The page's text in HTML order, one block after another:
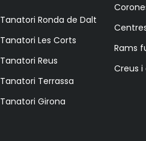
Tanatori Ronda de Dalt
Tanatori Les Corts
Tanatori Reus
Tanatori Terrassa
Tanatori Girona
Rams
Creus